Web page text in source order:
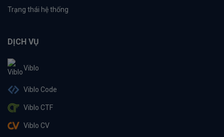
Trạng thái hệ thống
DỊCH VỤ
Viblo
Viblo Code
Viblo CTF
Viblo CV